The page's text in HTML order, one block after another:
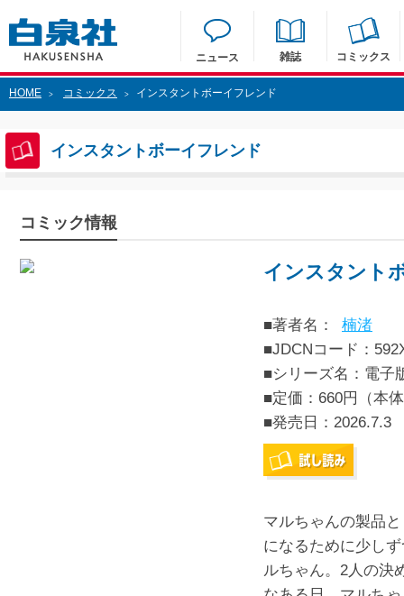
ニュース 雑誌 コミックス
HOME > コミックス > インスタントボーイフレンド
インスタントボーイフレンド
コミック情報
インスタント
■著者名：
楠渚
■JDCNコード：
■シリーズ名：電子
■定価：660円（本
■発売日： 2026.7.3
マルちゃんの製品
になるために少し
ルちゃん。2人の決